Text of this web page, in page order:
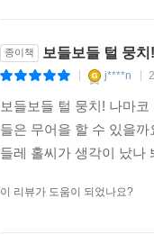
종이책 보들보들 털 뭉치!
j****n
보들보들 털 뭉치! 나마
들은 무어을 할 수 있을
들레 홀씨가 생각이 났나
이 리뷰가 도움이 되었나요?